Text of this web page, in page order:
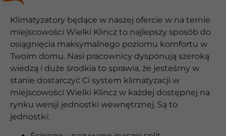
Klimatyzatory będące w naszej ofercie w na ternie
miejscowości Wielki Klincz to najlepszy sposób do
osiągnięcia maksymalnego poziomu komfortu w
Twoim domu. Nasi pracownicy dysponują szeroką
wiedzą i duże środkia to sprawia, że jesteśmy w
stanie dostarczyć Ci system klimatyzacji w
miejscowości Wielki Klincz w każdej dostępnej na
rynku wersji jednostki wewnętrznej. Są to
jednostki: